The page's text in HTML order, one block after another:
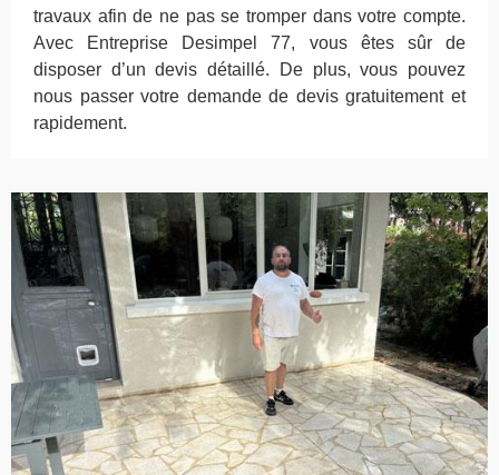
travaux afin de ne pas se tromper dans votre compte.
Avec Entreprise Desimpel 77, vous êtes sûr de
disposer d’un devis détaillé. De plus, vous pouvez
nous passer votre demande de devis gratuitement et
rapidement.